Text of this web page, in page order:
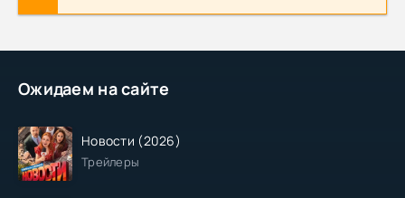
Ожидаем на сайте
Новости (2026)
Трейлеры